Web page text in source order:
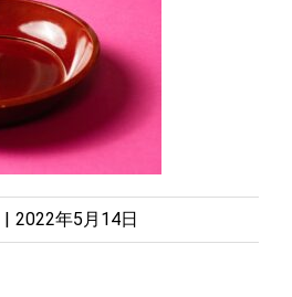
| 2022年5月14日